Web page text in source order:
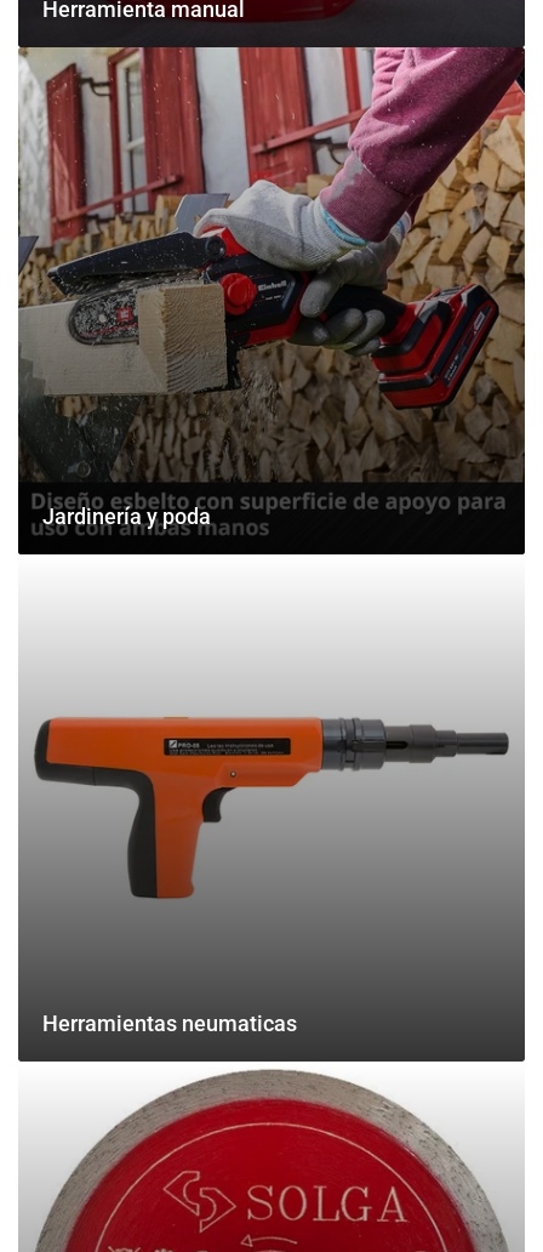
Herramienta manual
Jardinería
y
poda
Jardinería y poda
Herramientas neumaticas